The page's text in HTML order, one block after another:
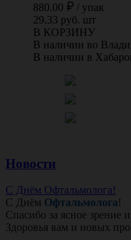
880.00 / упак
29.33 руб. шт
В КОРЗИНУ
В наличии во
В наличии в
Новости
С Днём Офтальмолога!
С Днём Офтальмолога!
Спасибо за ясное зрение
Здоровья вам и новых